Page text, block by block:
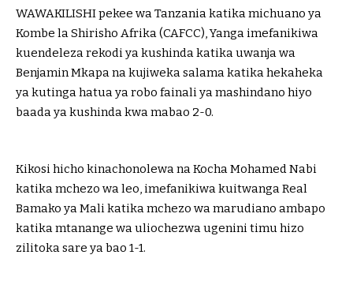
WAWAKILISHI pekee wa Tanzania katika michuano ya
Kombe la Shirisho Afrika (CAFCC), Yanga imefanikiwa
kuendeleza rekodi ya kushinda katika uwanja wa
Benjamin Mkapa na kujiweka salama katika hekaheka
ya kutinga hatua ya robo fainali ya mashindano hiyo
baada ya kushinda kwa mabao 2-0.
Kikosi hicho kinachonolewa na Kocha Mohamed Nabi
katika mchezo wa leo, imefanikiwa kuitwanga Real
Bamako ya Mali katika mchezo wa marudiano ambapo
katika mtanange wa uliochezwa ugenini timu hizo
zilitoka sare ya bao 1-1.